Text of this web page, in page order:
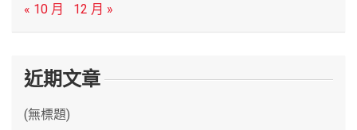
« 10 月
12 月 »
近期文章
(無標題)